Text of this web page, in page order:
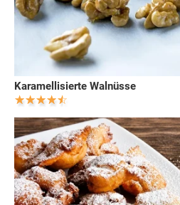
Karamellisierte Walnüsse